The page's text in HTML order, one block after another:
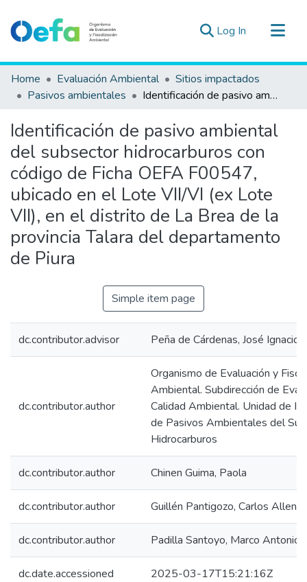
Log In (current)
Communities & Collections
All of DSpace
Estad. Externas
Guias ▾
Home Evaluación Ambiental
Sitios impactados
Pasivos ambientales
Identificación de pasivo ambiental del subsector hidrocarburos con código de Ficha OEFA F00547, ubicado en el Lote VII/VI (ex Lote VII), en el distrito de La Brea de la provincia Talara del departamento de Piura
Identificación de pasivo ambiental
del subsector hidrocarburos con
código de Ficha OEFA F00547,
ubicado en el Lote VII/VI (ex Lote
VII), en el distrito de La Brea de la
provincia Talara del departamento
de Piura
Simple item page
dc.contributor.advisor Peña de Cárdenas, José Ignacio
dc.contributor.author
Organismo de Evaluación y
Ambiental. Subdirección de
Calidad Ambiental. Unidad de
de Pasivos Ambientales del
Hidrocarburos
dc.contributor.author Chinen Guima, Paola
dc.contributor.author Guillén Pantigozo, Carlos Allen
dc.contributor.author Padilla Santoyo, Marco Antonio
dc.date.accessioned 2025-03-17T15:21:16Z